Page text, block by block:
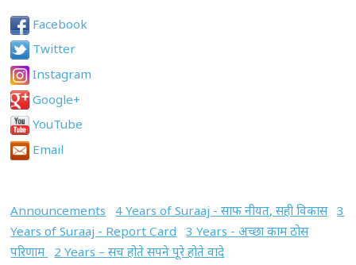
Facebook
Twitter
Instagram
Google+
YouTube
Email
Announcements 4 Years of Suraaj - साफ नीयत, सही विकास 3
Years of Suraaj - Report Card
3 Years - अच्छा काम ठोस
परिणाम
2 Years – सच होते सपने पूरे होते वादे